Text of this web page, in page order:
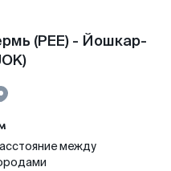
(PEE) - Йошкар-
между